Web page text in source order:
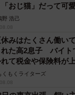
おじ猫」だって可
野 浩己
休みはたくさん働い
れた高2息子 バイト
れて税金や保険料が
くもくライターズ